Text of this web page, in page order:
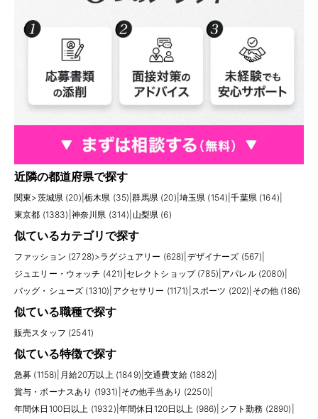
近隣の都道府県で探す
関東>茨城県 (20) 栃木県 (35) |群馬県 (20) 埼玉県 (154) |千葉県 (164)
東京都 (1383) 神奈川県 (314) 山梨県 (6)
似ているカテゴリで探す
ファッション (2728)>ラグジュアリー (628) デザイナーズ (567)
ジュエリー・ウォッチ (421) セレクトショップ (785) アパレル (2080)
バッグ・シューズ (1310) アクセサリー (1171) スポーツ (202) その他 (186)
似ている職種で探す
販売スタッフ (2541)
似ている特徴で探す
急募 (1158) 月給20万以上 (1849) |交通費支給 (1882)
賞与・ボーナスあり (1931) その他手当あり (2250)
年間休日100日以上 (1932) 年間休日120日以上 (986) シフト勤務 (2890)